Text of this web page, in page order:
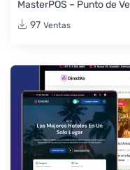
MasterPOS – Punto de
97 Ventas